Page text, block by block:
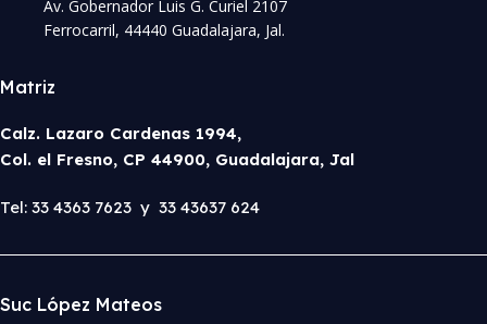
Av. Gobernador Luis G. Curiel 2107
Ferrocarril, 44440 Guadalajara, Jal.
Matriz
Calz. Lazaro Cardenas 1994,
Col. el Fresno, CP 44900, Guadalajara, Jal
Tel: 33 4363 7623 y 33 43637 624
Suc López Mateos